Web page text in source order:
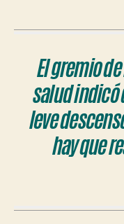
El gremio
salud indicó
leve
hay que